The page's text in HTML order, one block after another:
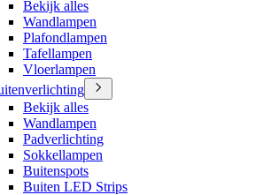
Bekijk alles
Wandlampen
Plafondlampen
Tafellampen
Vloerlampen
Bekijk alles
Wandlampen
Padverlichting
Sokkellampen
Buitenspots
Buiten LED Strips